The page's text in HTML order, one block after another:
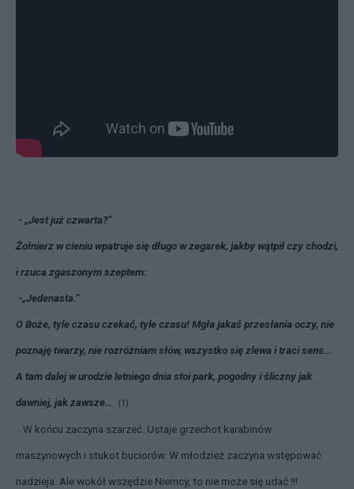
- „Jest już czwarta?”
Żołnierz w cieniu wpatruje się długo w zegarek, jakby wątpił czy chodzi,
i rzuca zgaszonym szeptem:
-„Jedenasta.”
O Boże, tyle czasu czekać, tyle czasu! Mgła jakaś przesłania oczy, nie
poznaję twarzy, nie rozróżniam słów, wszystko się zlewa i traci sens…
A tam dalej w urodzie letniego dnia stoi park, pogodny i śliczny jak
dawniej, jak zawsze… (1)
W końcu zaczyna szarzeć. Ustaje grzechot karabinów
maszynowych i stukot buciorów. W młodzież zaczyna wstępować
nadzieja. Ale wokół wszędzie Niemcy, to nie może się udać !!!